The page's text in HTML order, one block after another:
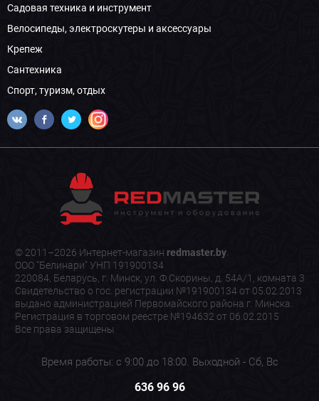
Садовая техника и инструмент
Велосипеды, электроскутеры и аксессуары
Крепеж
Сантехника
Спорт, туризм, отдых
© 2011–2026 Интернет-магазин redmaster.by.
ООО "Белинари" УНП 191900134
220084, Беларусь, г. Минск, ул. Ф.Скорины, д. 54А/1, комната 3
Свидетельство о гос. регистрации №191900134 от 05.02.2013
выдано администрацией Первомайского района г. Минска.
Регистрация в торговом реестре №194632 от 06.02.2015
Все права защищены
Время работы: с 9:00 до 18:00. Выходной - Сб, Вс
636 96 96